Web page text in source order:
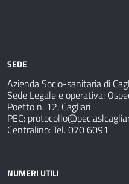
sanitarie
fare
SEDE
Azienda Socio-sanitaria di
Sede Legale e operativa:
Poetto n. 12, Cagliari
PEC:
Centralino: Tel. 070 6091
NUMERI UTILI